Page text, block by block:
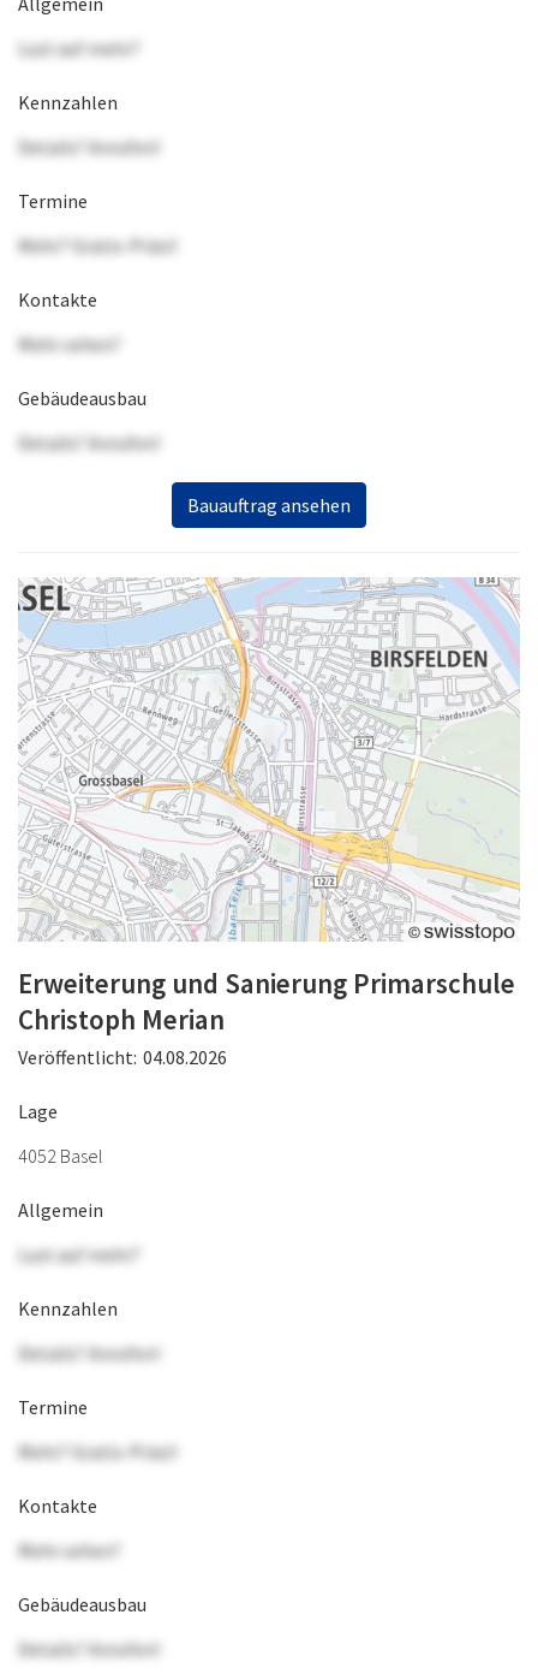
Lust auf mehr?
Kennzahlen
Details? Anrufen!
Termine
Mehr? Gratis-Präsi!
Kontakte
Mehr sehen?
Gebäudeausbau
Details? Anrufen!
Bauauftrag ansehen
Erweiterung und Sanierung Primarschule
Christoph Merian
Veröffentlicht: 04.08.2026
Lage
4052 Basel
Allgemein
Lust auf mehr?
Kennzahlen
Details? Anrufen!
Termine
Mehr? Gratis-Präsi!
Kontakte
Mehr sehen?
Gebäudeausbau
Details? Anrufen!